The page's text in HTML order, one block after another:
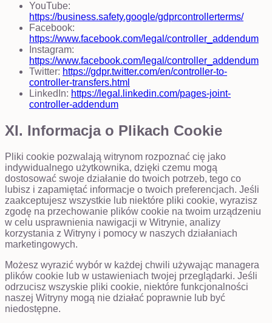
YouTube:
https://business.safety.google/gdprcontrollerterms/
Facebook:
https://www.facebook.com/legal/controller_addendum
Instagram:
https://www.facebook.com/legal/controller_addendum
Twitter: https://gdpr.twitter.com/en/controller-to-
controller-transfers.html
LinkedIn: https://legal.linkedin.com/pages-joint-
controller-addendum
XI. Informacja o Plikach Cookie
Pliki cookie pozwalają witrynom rozpoznać cię jako
indywidualnego użytkownika, dzięki czemu mogą
dostosować swoje działanie do twoich potrzeb, tego co
lubisz i zapamiętać informacje o twoich preferencjach. Jeśli
zaakceptujesz wszystkie lub niektóre pliki cookie, wyrazisz
zgodę na przechowanie plików cookie na twoim urządzeniu
w celu usprawnienia nawigacji w Witrynie, analizy
korzystania z Witryny i pomocy w naszych działaniach
marketingowych.
Możesz wyrazić wybór w każdej chwili używając managera
plików cookie lub w ustawieniach twojej przeglądarki. Jeśli
odrzucisz wszyskie pliki cookie, niektóre funkcjonalności
naszej Witryny mogą nie działać poprawnie lub być
niedostępne.